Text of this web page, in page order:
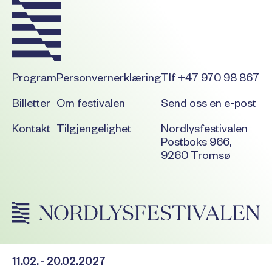
Program
Billetter
Kontakt
Personvernerklæring
Om festivalen
Tilgjengelighet
Tlf +47 970 98 867
Send oss en e-post
Nordlysfestivalen
Postboks 966,
9260 Tromsø
11.02. - 20.02.2027